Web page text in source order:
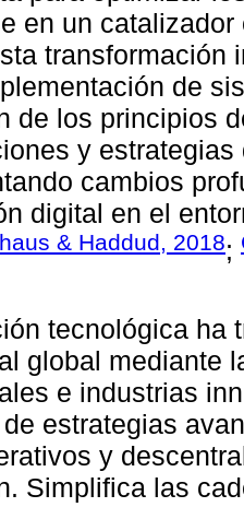
en un
transformación
de
de los principios
y
cambios
digital en el
& Haddud, 2018;
tecnológica ha
global mediante
e industrias
estrategias
y
Simplifica las